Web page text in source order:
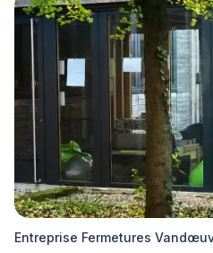
Entreprise Fermetures